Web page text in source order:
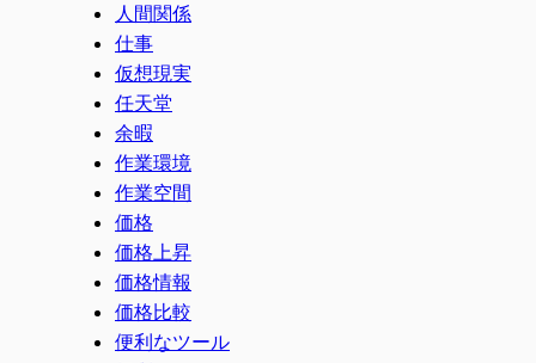
人間関係
仕事
仮想現実
任天堂
余暇
作業環境
作業空間
価格
価格上昇
価格情報
価格比較
便利なツール